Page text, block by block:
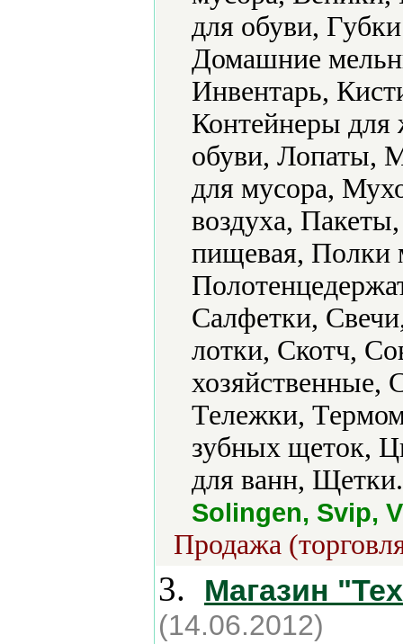
для обуви,
Домашние
Инвентарь,
Контейнеры
обуви, Лопаты,
для мусора,
воздуха,
пищевая, Полки
Салфетки,
лотки, Скотч,
хозяйственные,
Тележки,
зубных щеток,
для ванн,
Solingen, Svip,
Продажа
3. Магазин
(14.06.2012)